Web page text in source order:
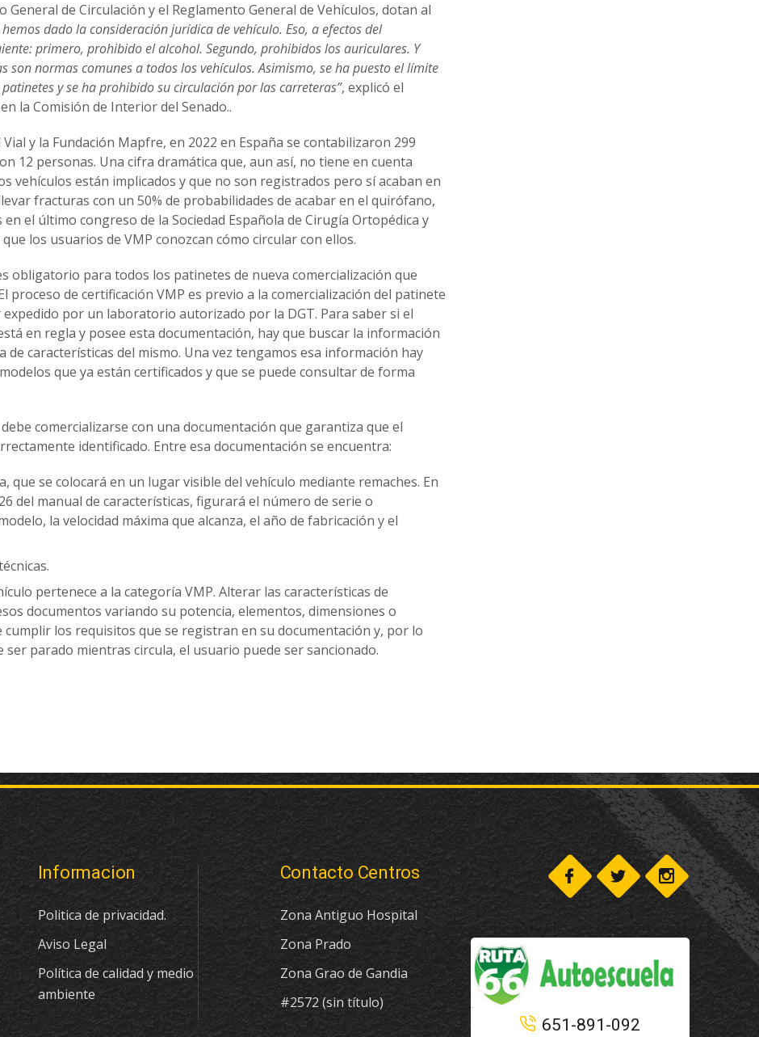
de Circulación y el Reglamento General de Vehículos, dotan al
hemos dado la consideración jurídica de vehículo. Eso, a efectos del
primero, prohibido el alcohol. Segundo, prohibidos los auriculares. Y
son normas comunes a todos los vehículos. Asimismo, se ha puesto el límite
y se ha prohibido su circulación por las carreteras”, explicó el
la Comisión de Interior del Senado..
y la Fundación Mapfre, en 2022 en España se contabilizaron 299
12 personas. Una cifra dramática que, aun así, no tiene en cuenta
vehículos están implicados y que no son registrados pero sí acaban en
fracturas con un 50% de probabilidades de acabar en el quirófano,
el último congreso de la Sociedad Española de Cirugía Ortopédica y
los usuarios de VMP conozcan cómo circular con ellos.
obligatorio para todos los patinetes de nueva comercialización que
proceso de certificación VMP es previo a la comercialización del patinete
por un laboratorio autorizado por la DGT. Para saber si el
en regla y posee esta documentación, hay que buscar la información
de características del mismo. Una vez tengamos esa información hay
que ya están certificados y que se puede consultar de forma
comercializarse con una documentación que garantiza que el
identificado. Entre esa documentación se encuentra:
que se colocará en un lugar visible del vehículo mediante remaches. En
del manual de características, figurará el número de serie o
la velocidad máxima que alcanza, el año de fabricación y el
pertenece a la categoría VMP. Alterar las características de
documentos variando su potencia, elementos, dimensiones o
cumplir los requisitos que se registran en su documentación y, por lo
ser parado mientras circula, el usuario puede ser sancionado.
Informacion
Politica de privacidad.
Aviso Legal
Política de calidad y medio
ambiente
Contacto Centros
Zona Antiguo Hospital
Zona Prado
Zona Grao de Gandia
#2572 (sin título)
651-891-092